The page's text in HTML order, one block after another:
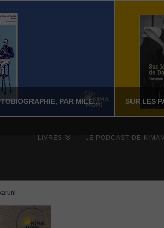
MILES – L’AUTOBIOGRAPHIE, PAR MILES DAVIS AVEC QUINCY TROUPE
JUILLET 24, 2026
LIVRES LE PODCAST DE